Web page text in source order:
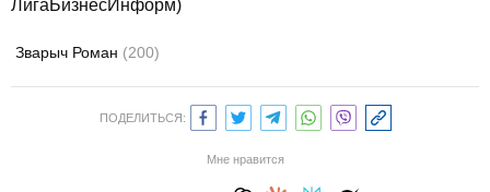
ЛигаБизнесИнформ)
Зварыч Роман (200)
ПОДЕЛИТЬСЯ:
Мне нравится